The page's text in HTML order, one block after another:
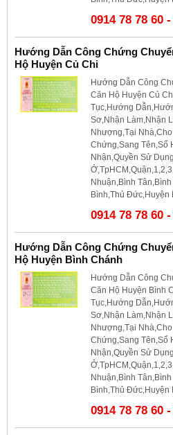
0914 78 78 60
Hướng Dẫn Công Chứng
Hộ Huyện Củ Chi
Hướng Dẫn Công
Căn Hộ Huyện Củ
Tục,Hướng
Sơ,Nhận Làm,Nhận
Nhượng,Tại
Chứng,Sang Tên,Sổ
Nhận,Quyền Sử
Nhuận,Bình
Bình,Thủ Đức,Huyện
0914 78 78 60
Hướng Dẫn Công Chứng
Hộ Huyện Bình Chánh
Hướng Dẫn Công
Căn Hộ Huyện Bình
Tục,Hướng
Sơ,Nhận Làm,Nhận
Nhượng,Tại
Chứng,Sang Tên,Sổ
Nhận,Quyền Sử
Nhuận,Bình
Bình,Thủ Đức,Huyện
0914 78 78 60